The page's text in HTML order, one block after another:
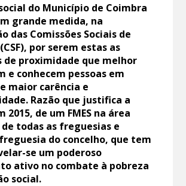
do Município de Coimbra
grande medida, na
das Comissões Sociais de
por serem estas as
proximidade que melhor
e conhecem pessoas em
maior carência e
Razão que justifica a
2015, de um FMES na área
todas as freguesias e
do concelho, que tem
se um poderoso
ativo no combate à pobreza
social.